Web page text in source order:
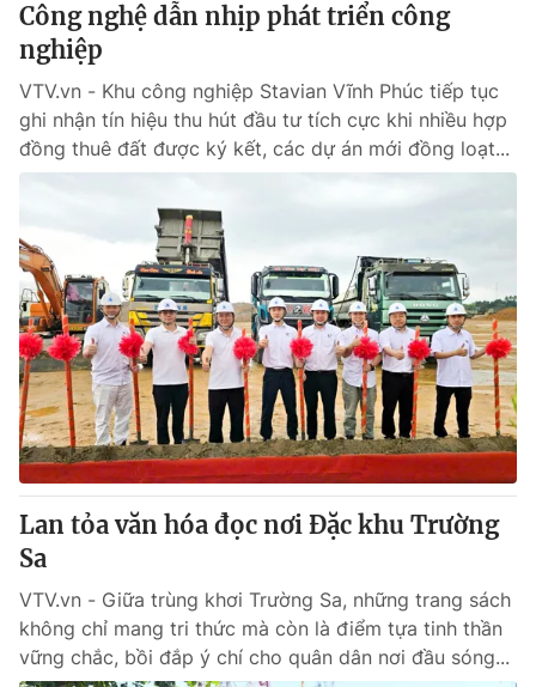
Góc doanh nghiệp
Truyền hình
Phim VTV
Hậu trường
Nhân vật
Giải sao mai
Giải trí
Điện ảnh
Sao
Đời sống
Làm đẹp
Chất lượng cuộc sống
Tuyển sinh
Học trực tuyến
Công nghệ
Hitech Công nghệ tương lai
Sản phẩm
Thị trường
Tư vấn
Giao lưu trực tuyến
Lịch phát sóng
Chuyên mục khác
Emagazine
Photo Infographic
Công nghệ dẫn nhịp phát triển công
nghiệp
VTV.vn - Khu công nghiệp Stavian Vĩnh Phúc tiếp tục
ghi nhận tín hiệu thu hút đầu tư tích cực khi nhiều hợp
đồng thuê đất được ký kết, các dự án mới đồng loạt...
Lan tỏa văn hóa đọc nơi Đặc khu Trường
Sa
VTV.vn - Giữa trùng khơi Trường Sa, những trang sách
không chỉ mang tri thức mà còn là điểm tựa tinh thần
vững chắc, bồi đắp ý chí cho quân dân nơi đầu sóng...